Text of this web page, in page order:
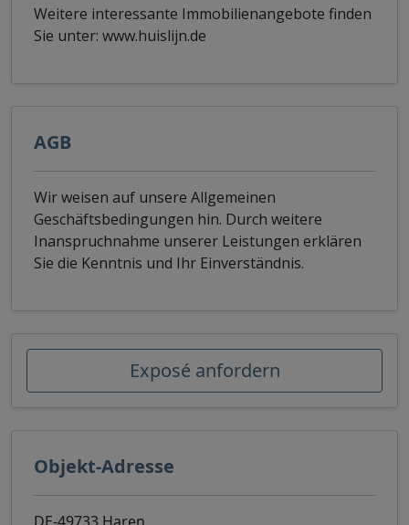
Weitere interessante Immobilienangebote finden
Sie unter: www.huislijn.de
AGB
Wir weisen auf unsere Allgemeinen
Geschäftsbedingungen hin. Durch weitere
Inanspruchnahme unserer Leistungen erklären
Sie die Kenntnis und Ihr Einverständnis.
Exposé anfordern
Objekt-Adresse